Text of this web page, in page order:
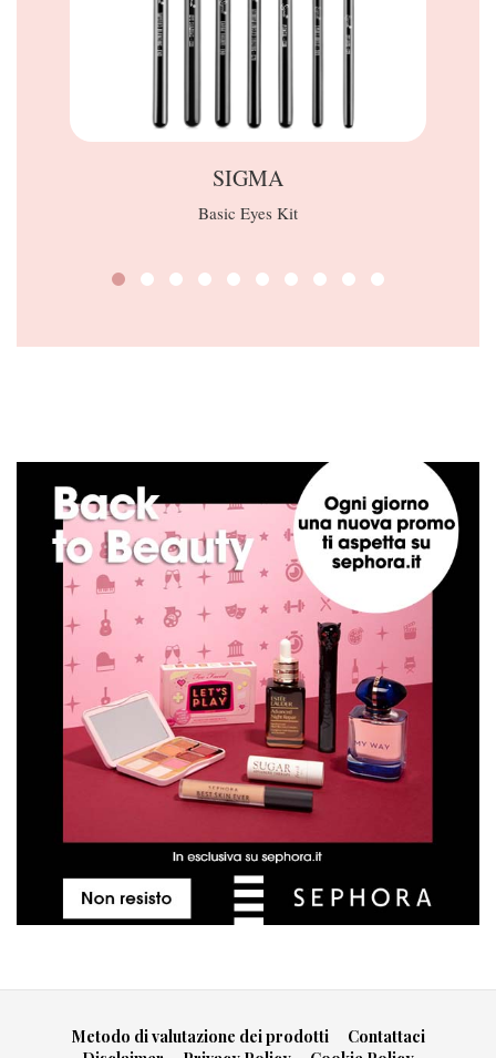
SIGMA
Basic Eyes Kit
Metodo di valutazione dei prodotti
Contattaci